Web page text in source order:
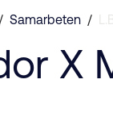
/ Samarbeten /
X